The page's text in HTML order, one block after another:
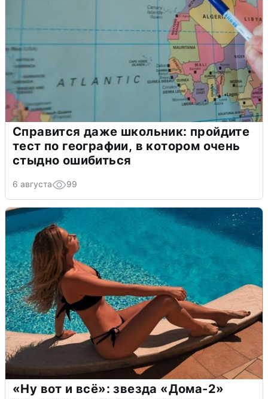
Справится даже школьник: пройдите
тест по географии, в котором очень
стыдно ошибиться
6 августа 99
«Ну вот и всё»: звезда «Дома-2»